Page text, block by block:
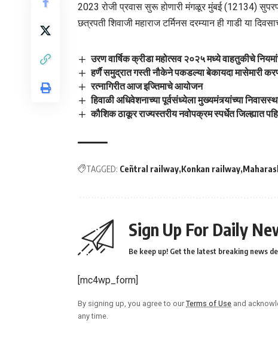
2023 रोजी प्रवास सुरू होणारी मंगळूर मुंबई (12134)
छत्रपती शिवाजी महाराज टर्मिनस दरम्यान ही गाडी या
उरण वार्षिक क्रीडा महोत्सव २०२५ मध्ये वाहतुकीचे
हर्णै समुद्रात गस्ती नौकेने पकडल्या बेकायदा मासेमारी
रत्नागिरीत आज इज्तिमाचे आयोजन
हिवाळी अधिवेशनाच्या पूर्वसंध्येला मुख्यमंत्र्यांच्या
कौशिक ठाकूर राज्यस्तरीय नवोपक्रम स्पर्धेत जिल्ह्यात
TAGGED: Ceñtral railway Konkan railway
Sign Up For Daily
Be keep up! Get the latest breaking news
[mc4wp_form]
By signing up, you agree to our Terms of Use and
any time.